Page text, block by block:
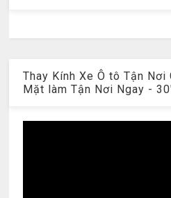
Thay Kính Xe Ô tô Tận Nơi
Mặt làm Tận Nơi Ngay -